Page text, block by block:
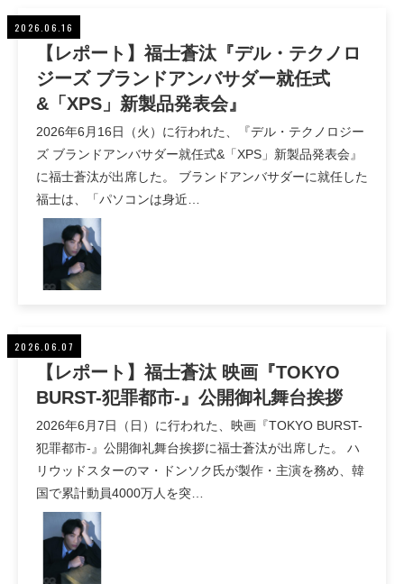
2026.06.16
【レポート】福士蒼汰『デル・テクノロ
ジーズ ブランドアンバサダー就任式
&「XPS」新製品発表会』
2026年6月16日（火）に行われた、『デル・テクノロジー
ズ ブランドアンバサダー就任式&「XPS」新製品発表会』
に福士蒼汰が出席した。 ブランドアンバサダーに就任した
福士は、「パソコンは身近…
2026.06.07
【レポート】福士蒼汰 映画『TOKYO
BURST-犯罪都市-』公開御礼舞台挨拶
2026年6月7日（日）に行われた、映画『TOKYO BURST-
犯罪都市-』公開御礼舞台挨拶に福士蒼汰が出席した。 ハ
リウッドスターのマ・ドンソク氏が製作・主演を務め、韓
国で累計動員4000万人を突…